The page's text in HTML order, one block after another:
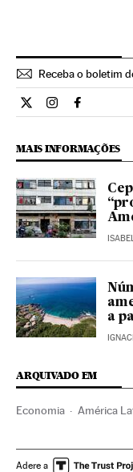
Receba o boletim
Economia El País
Economia El
Economia
MAIS INFORMAÇÕES
a
ARQUIVADO EM
Economia América
Mercados Dívida
Adere a